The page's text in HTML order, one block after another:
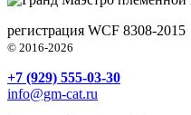
регистрация WCF 8308-2015
© 2016-2026
+7 (929) 555-03-30
info@gm-cat.ru